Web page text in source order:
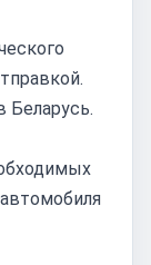
Беларусь.